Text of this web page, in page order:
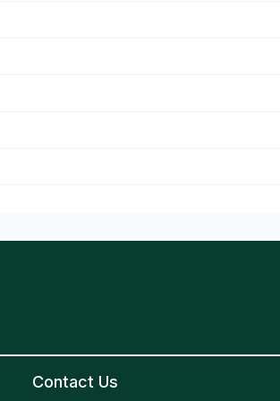
Contact Us